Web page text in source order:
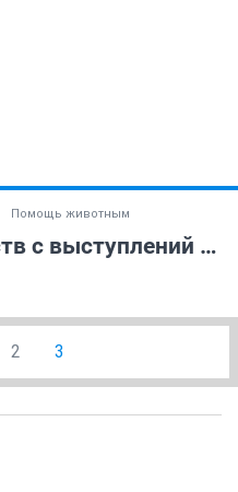
Помощь животным
Распределение средств с выступлений Ю.Д. Куклачёва.
2 3